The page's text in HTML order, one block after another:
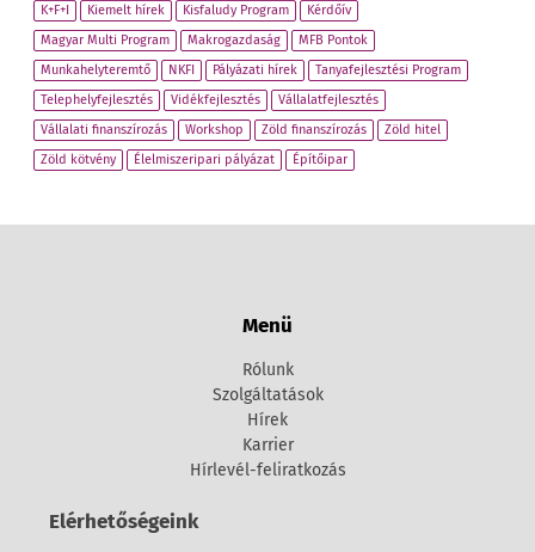
K+F+I
Kiemelt hírek Kisfaludy Program
Kérdőív
Magyar Multi Program
Makrogazdaság
MFB Pontok
Munkahelyteremtő
NKFI Pályázati hírek
Tanyafejlesztési Program
Telephelyfejlesztés
Vidékfejlesztés
Vállalatfejlesztés
Vállalati finanszírozás
Workshop Zöld finanszírozás
Zöld hitel
Zöld kötvény
Élelmiszeripari pályázat Építőipar
Menü
Rólunk
Szolgáltatások
Hírek
Karrier
Hírlevél-feliratkozás
Elérhetőségeink